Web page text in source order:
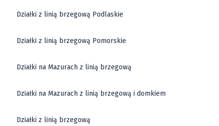
Działki z linią brzegową Podlaskie
Działki z linią brzegową Pomorskie
Działki na Mazurach z linią brzegową
Działki na Mazurach z linią brzegową i domkiem
Działki z linią brzegową